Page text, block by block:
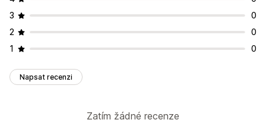
3
0
2
0
1
0
Napsat recenzi
Zatím žádné recenze